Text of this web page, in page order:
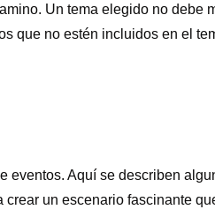
Un tema elegido no debe
que no estén incluidos en el
eventos. Aquí se describen
un escenario fascinante